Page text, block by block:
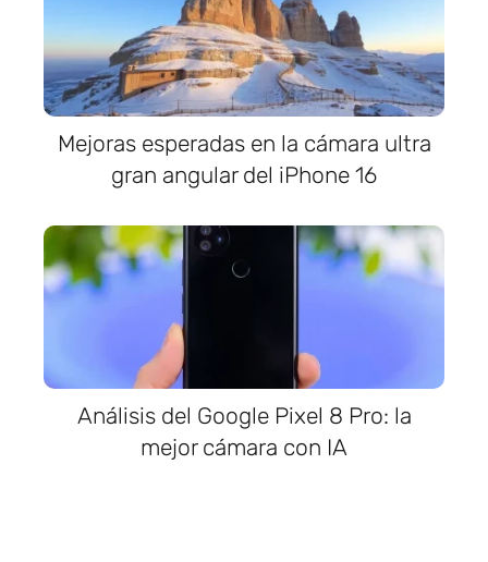
Mejoras esperadas en la cámara ultra
gran angular del iPhone 16
Análisis del Google Pixel 8 Pro: la
mejor cámara con IA